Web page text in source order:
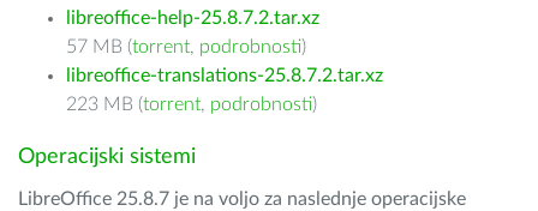
libreoffice-help-25.8.7.2.tar.xz
57 MB (torrent, podrobnosti)
libreoffice-translations-25.8.7.2.tar.xz
223 MB (torrent, podrobnosti)
Operacijski sistemi
LibreOffice 25.8.7 je na voljo za naslednje operacijske